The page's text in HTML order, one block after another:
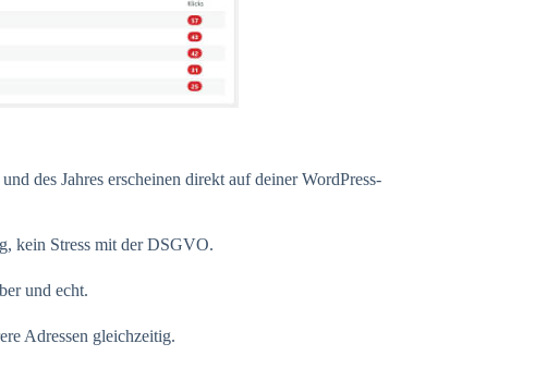
des Jahres erscheinen direkt auf deiner WordPress-
kein Stress mit der DSGVO.
und echt.
Adressen gleichzeitig.